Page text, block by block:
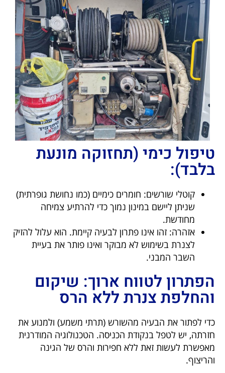
טיפול כימי (תחזוקה מונעת
בלבד):
קוטלי שורשים: חומרים כימיים (כמו נחושת גופרתית)
שניתן ליישם במינון נמוך כדי להרתיע צמיחה
מחודשת.
אזהרה: זהו אינו פתרון לבעיה קיימת. הוא עלול להזיק
לצנרת בשימוש לא מבוקר ואינו פותר את בעיית
השבר המבני.
הפתרון לטווח ארוך: שיקום
והחלפת צנרת ללא הרס
כדי לפתור את הבעיה מהשורש (תרתי משמע) ולמנוע את
חזרתה, יש לטפל בנקודת הכניסה. הטכנולוגיה המודרנית
מאפשרת לעשות זאת ללא חפירות והרס של הגינה
והריצוף.